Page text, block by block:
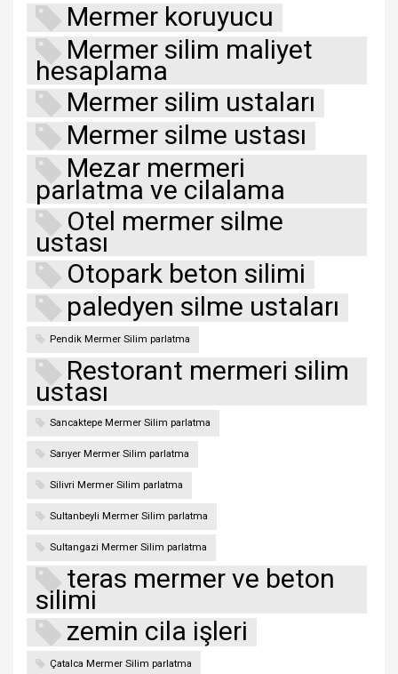
Mermer koruyucu
Mermer silim maliyet
hesaplama
Mermer silim ustaları
Mermer silme ustası
Mezar mermeri
parlatma ve cilalama
Otel mermer silme
ustası
Otopark beton silimi
paledyen silme ustaları
Pendik Mermer Silim parlatma
Restorant mermeri silim
ustası
Sancaktepe Mermer Silim parlatma
Sarıyer Mermer Silim parlatma
Silivri Mermer Silim parlatma
Sultanbeyli Mermer Silim parlatma
Sultangazi Mermer Silim parlatma
teras mermer ve beton
silimi
zemin cila işleri
Çatalca Mermer Silim parlatma